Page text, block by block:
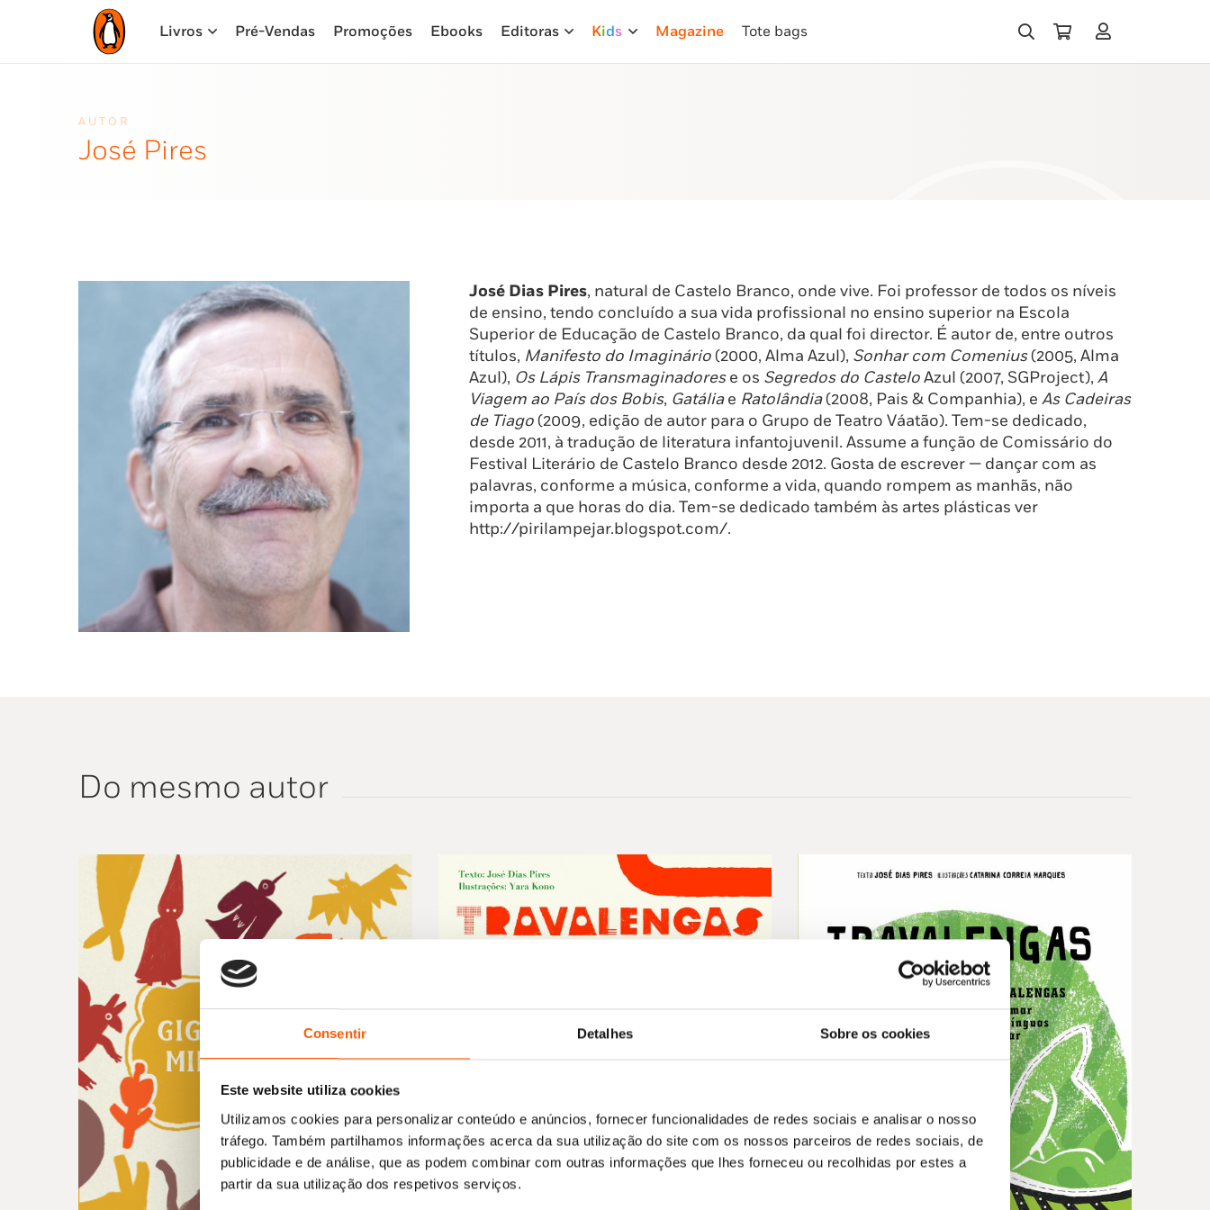
Consentir Detalhes Sobre os cookies
Este website utiliza cookies
Utilizamos cookies para personalizar conteúdo e anúncios, fornecer funcionalidades de redes sociais e analisar o nosso
tráfego. Também partilhamos informações acerca da sua utilização do site com os nossos parceiros de redes sociais, de
publicidade e de análise, que as podem combinar com outras informações que lhes forneceu ou recolhidas por estes a
partir da sua utilização dos respetivos serviços.
Livros Pré-Vendas Promoções Ebooks Editoras Kids Magazine Tote bags
AUTOR
José Pires
José Dias Pires, natural de Castelo Branco, onde vive. Foi professor de todos os níveis
de ensino, tendo concluído a sua vida profissional no ensino superior na Escola
Superior de Educação de Castelo Branco, da qual foi director. É autor de, entre outros
títulos, Manifesto do Imaginário(2000, Alma Azul), Sonhar com Comenius(2005, Alma
Azul), Os Lápis Transmaginadorese os Segredos do CasteloAzul (2007, SGProject),A
Viagem ao País dos Bobis, Gatáliae Ratolândia(2008, Pais & Companhia), eAs Cadeiras
de Tiago(2009, edição de autor para o Grupo de Teatro Váatão). Tem-se dedicado,
desde 2011, à tradução de literatura infantojuvenil. Assume a função de Comissário do
Festival Literário de Castelo Branco desde 2012. Gosta de escrever — dançar com as
palavras, conforme a música, conforme a vida, quando rompem as manhãs, não
importa a que horas do dia. Tem-se dedicado também às artes plásticas ver
http://pirilampejar.blogspot.com/.
Do mesmo autor